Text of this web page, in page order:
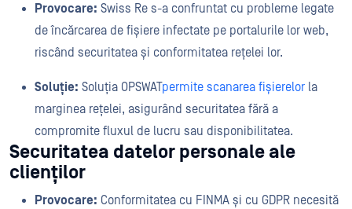
Provocare: Swiss Re s-a confruntat cu probleme legate
de încărcarea de fișiere infectate pe portalurile lor web,
riscând securitatea și conformitatea rețelei lor.
Soluție: Soluția OPSWATpermite scanarea fișierelor la
marginea rețelei, asigurând securitatea fără a
compromite fluxul de lucru sau disponibilitatea.
Securitatea datelor personale ale
clienților
Provocare: Conformitatea cu FINMA și cu GDPR necesită